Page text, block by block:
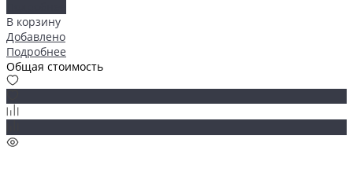
В корзину
Добавлено
Подробнее
Общая стоимость